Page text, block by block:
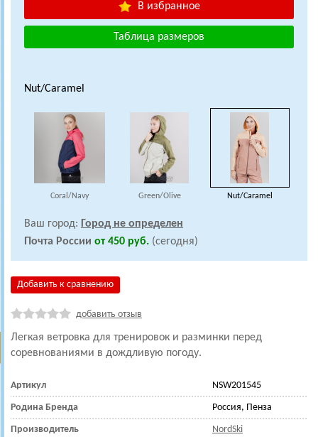
В избранное
Таблица размеров
Nut/Caramel
Coral/Navy Green/Olive Nut/Caramel
Ваш город: Город не определен
Почта России от 450 руб. (сегодня)
Добавить к сравнению
добавить отзыв
Легкая ветровка для тренировок и разминки перед
соревнованиями в дождливую погоду.
Артикул NSW201545
Родина Бренда Россия, Пенза
Производитель NordSki